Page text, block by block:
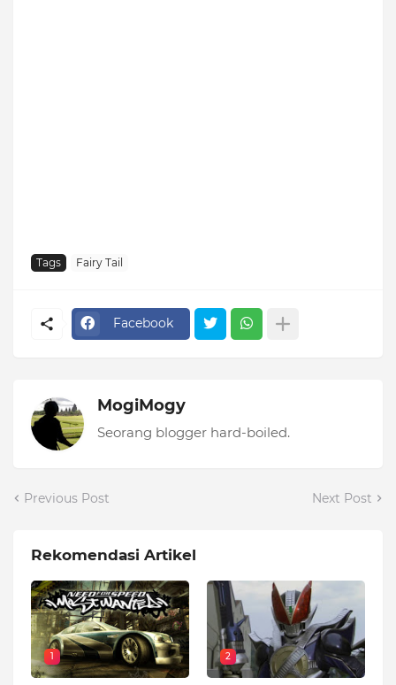
Tags Fairy Tail
Facebook
MogiMogy
Seorang blogger hard-boiled.
Previous Post Next Post
Rekomendasi Artikel
1 2